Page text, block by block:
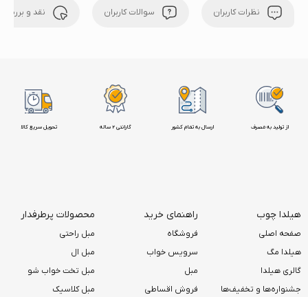
نظرات کاربران سوالات کاربران نقد و بررسی
تحویل سریع کالا گارانتی 2 ساله ارسال به تمام کشور از تولید به مصرف
هیلدا چوب
صفحه اصلی
هیلدا مگ
گالری هیلدا
جشنواره‌ها و تخفیف‌ها
راهنمای خرید
فروشگاه
سرویس خواب
مبل
فروش اقساطی
محصولات پرطرفدار
مبل راحتی
مبل ال
مبل تخت خواب شو
مبل کلاسیک